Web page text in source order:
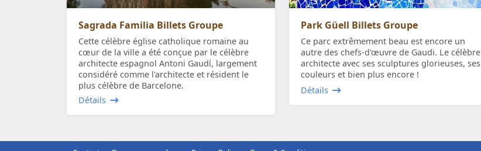
Sagrada Familia Billets Groupe
Cette célèbre église catholique romaine au
cœur de la ville a été conçue par le célèbre
architecte espagnol Antoni Gaudí, largement
considéré comme l'architecte et résident le
plus célèbre de Barcelone.
Détails
Park Güell Billets Groupe
Ce parc extrêmement beau est encore un
autre des chefs-d'œuvre de Gaudi. Le célèbre
architecte avec ses sculptures glorieuses, ses
couleurs et bien plus encore !
Détails